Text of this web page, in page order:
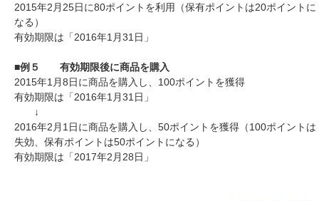
2015年2月25日に80ポイントを利用（保有ポイントは20ポイントに
なる）
有効期限は「2016年1月31日」
■例５ 有効期限後に商品を購入
2015年1月8日に商品を購入し、100ポイントを獲得
有効期限は「2016年1月31日」
↓
2016年2月1日に商品を購入し、50ポイントを獲得（100ポイントは
失効、保有ポイントは50ポイントになる）
有効期限は「2017年2月28日」